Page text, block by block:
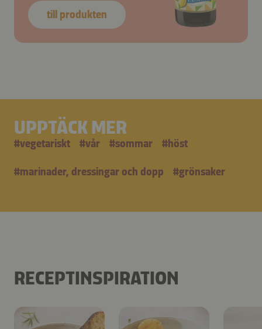
till produkten
UPPTÄCK MER
#vegetariskt #vår #sommar #höst
#marinader, dressingar och dopp #grönsaker
RECEPTINSPIRATION